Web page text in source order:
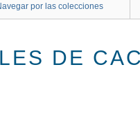
por las colecciones
DE